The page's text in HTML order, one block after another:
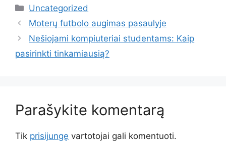
Kategorijos
Uncategorized
Moterų futbolo augimas pasaulyje
Nešiojami kompiuteriai studentams: Kaip
pasirinkti tinkamiausią?
Parašykite komentarą
Tik prisijungę vartotojai gali komentuoti.